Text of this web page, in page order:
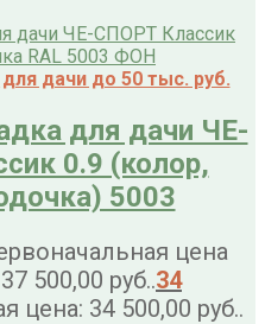
дачи до 50 тыс. руб.
для дачи ЧЕ-
0.9 (колор,
5003
цена
500,00 руб..34
цена: 34 500,00 руб..